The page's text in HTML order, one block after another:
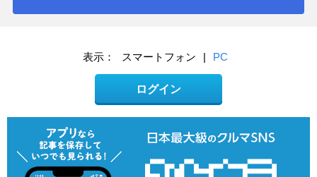
表示： スマートフォン | PC
ログイン